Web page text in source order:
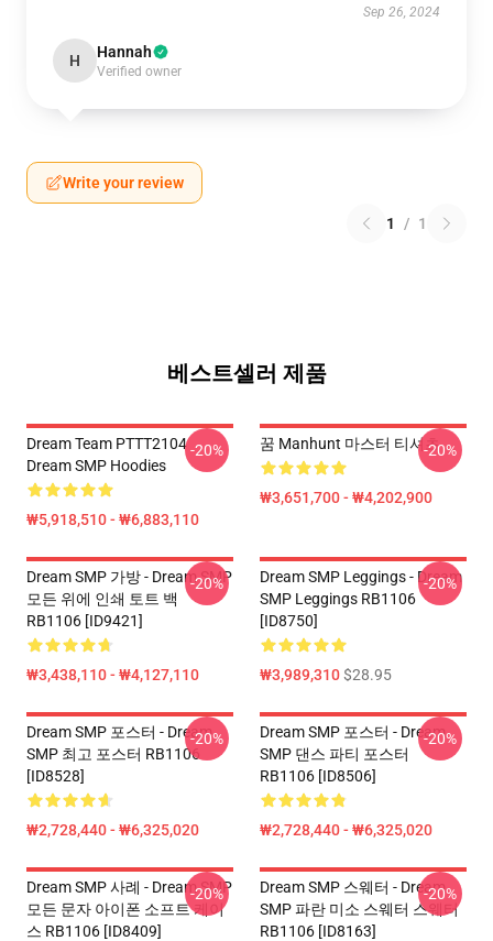
Sep 26, 2024
H Hannah
Verified owner
Write your review
1 / 1
베스트셀러 제품
Dream Team PTTT2104
Dream SMP Hoodies
₩5,918,510 - ₩6,883,110
-20% 꿈 Manhunt 마스터 티셔츠
₩3,651,700 - ₩4,202,900
-20%
Dream SMP 가방 - Dream SMP
모든 위에 인쇄 토트 백
RB1106 [ID9421]
₩3,438,110 - ₩4,127,110
-20%
Dream SMP Leggings - Dream
SMP Leggings RB1106
[ID8750]
₩3,989,310$28.95
-20%
Dream SMP 포스터 - Dream
SMP 최고 포스터 RB1106
[ID8528]
₩2,728,440 - ₩6,325,020
-20%
Dream SMP 포스터 - Dream
SMP 댄스 파티 포스터
RB1106 [ID8506]
₩2,728,440 - ₩6,325,020
-20%
Dream SMP 사례 - Dream SMP
모든 문자 아이폰 소프트 케이
스 RB1106 [ID8409]
-20%
Dream SMP 스웨터 - Dream
SMP 파란 미소 스웨터 스웨터
RB1106 [ID8163]
-20%